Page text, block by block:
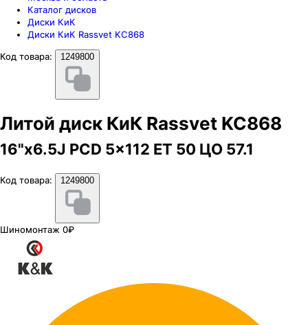
Каталог дисков
Диски КиК
Диски КиК Rassvet KC868
Код товара:
1249800
Литой диск КиК Rassvet KC868
16"x6.5J PCD 5x112 ЕТ 50 ЦО 57.1
Код товара: 1249800
Шиномонтаж 0₽